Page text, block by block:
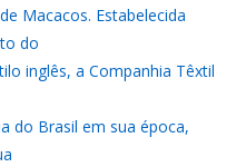
Macacos. Estabelecida
do
inglês, a Companhia Têxtil
do Brasil em sua época,